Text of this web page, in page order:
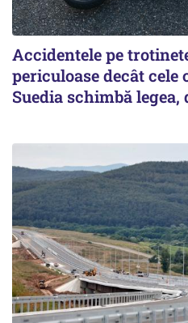
Accidentele pe
periculoase decât cele
Suedia schimbă